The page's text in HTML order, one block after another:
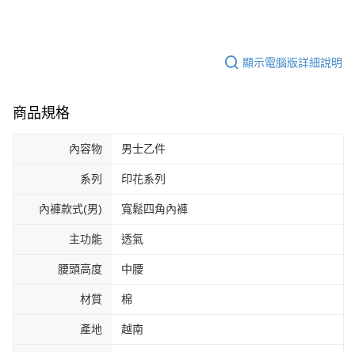
顯示電腦版詳細說明
商品規格
內容物 男士乙件
系列 印花系列
內褲款式(男) 寬鬆四角內褲
主功能 透氣
腰頭高度 中腰
材質 棉
產地 越南